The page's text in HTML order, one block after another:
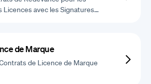
Licences avec les Signatures…
de Marque
de Licence de Marque